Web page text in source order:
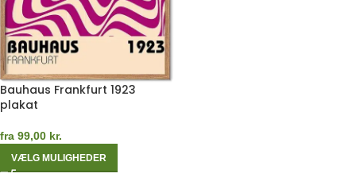
Bauhaus Frankfurt 1923
plakat
fra 99,00 kr.
VÆLG MULIGHEDER